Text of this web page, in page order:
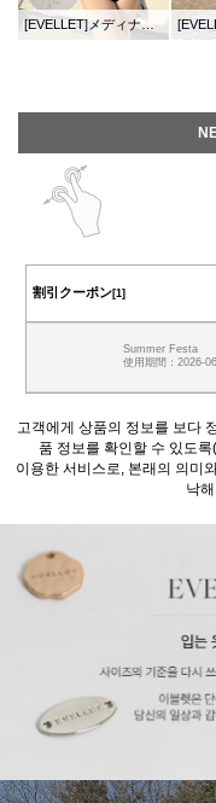
[EVELLET]メディナウォーターブラトップ [EVELLET]セデ
割引クーポン[1]
Summer Festa
使用期間：2026-
고객에게 상품의 정보를 보다
품 정보를 확인할 수 있도
이용한 서비스로, 본래의 의미
낙